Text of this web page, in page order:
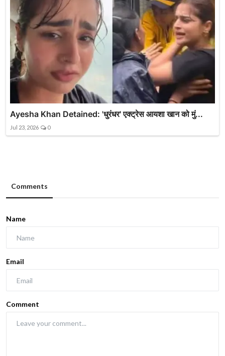
Ayesha Khan Detained: 'धुरंधर' एक्ट्रेस आयशा खान को मुं...
Jul 23, 2026 0
Comments
Name
Email
Comment